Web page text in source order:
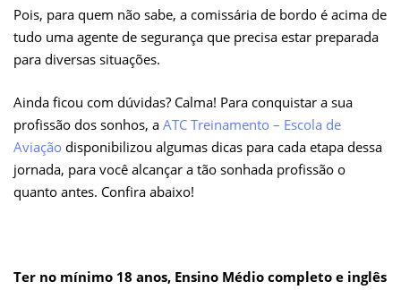
Pois, para quem não sabe, a comissária de bordo é acima de
tudo uma agente de segurança que precisa estar preparada
para diversas situações.
Ainda ficou com dúvidas? Calma! Para conquistar a sua
profissão dos sonhos, a ATC Treinamento – Escola de
Aviação disponibilizou algumas dicas para cada etapa dessa
jornada, para você alcançar a tão sonhada profissão o
quanto antes. Confira abaixo!
Ter no mínimo 18 anos, Ensino Médio completo e inglês